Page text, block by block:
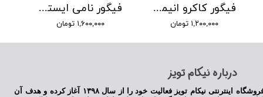
فیگور نامی ایستاده
۱,۶۰۰,۰۰۰ تومان
فیگور کاکرو انیمه فوتبالیستها
۱,۲۰۰,۰۰۰ تومان
​درباره نیکام تویز
فروشگاه اینترنتی نیکام تویز فعالیت خود را از سال ۱۳۹۸ آغاز کرده و هدف آن